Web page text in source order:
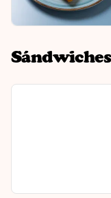
Sándwiches